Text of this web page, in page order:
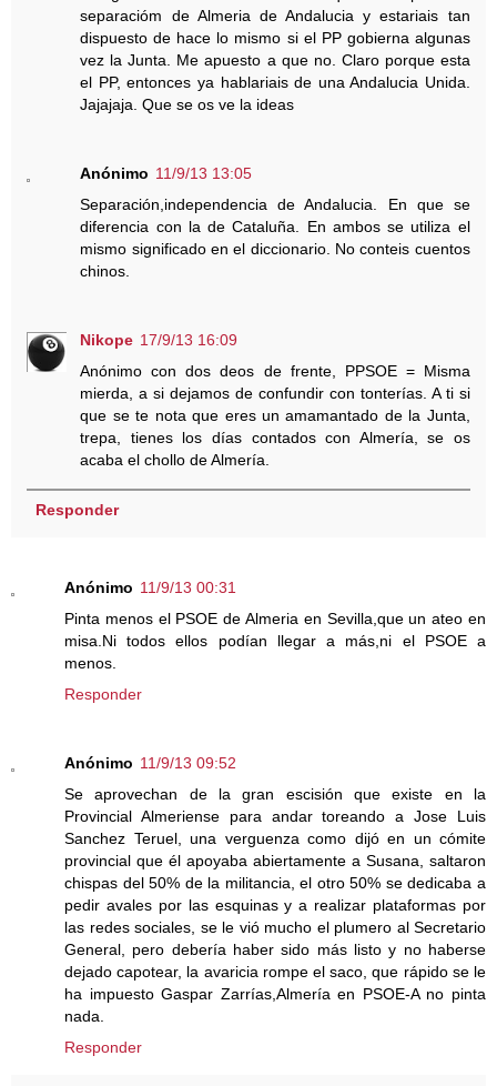
separacióm de Almeria de Andalucia y estariais tan
dispuesto de hace lo mismo si el PP gobierna algunas
vez la Junta. Me apuesto a que no. Claro porque esta
el PP, entonces ya hablariais de una Andalucia Unida.
Jajajaja. Que se os ve la ideas
Anónimo 11/9/13 13:05
Separación,independencia de Andalucia. En que se
diferencia con la de Cataluña. En ambos se utiliza el
mismo significado en el diccionario. No conteis cuentos
chinos.
Nikope 17/9/13 16:09
Anónimo con dos deos de frente, PPSOE = Misma
mierda, a si dejamos de confundir con tonterías. A ti si
que se te nota que eres un amamantado de la Junta,
trepa, tienes los días contados con Almería, se os
acaba el chollo de Almería.
Responder
Anónimo 11/9/13 00:31
Pinta menos el PSOE de Almeria en Sevilla,que un ateo en
misa.Ni todos ellos podían llegar a más,ni el PSOE a
menos.
Responder
Anónimo 11/9/13 09:52
Se aprovechan de la gran escisión que existe en la
Provincial Almeriense para andar toreando a Jose Luis
Sanchez Teruel, una verguenza como dijó en un cómite
provincial que él apoyaba abiertamente a Susana, saltaron
chispas del 50% de la militancia, el otro 50% se dedicaba a
pedir avales por las esquinas y a realizar plataformas por
las redes sociales, se le vió mucho el plumero al Secretario
General, pero debería haber sido más listo y no haberse
dejado capotear, la avaricia rompe el saco, que rápido se le
ha impuesto Gaspar Zarrías,Almería en PSOE-A no pinta
nada.
Responder